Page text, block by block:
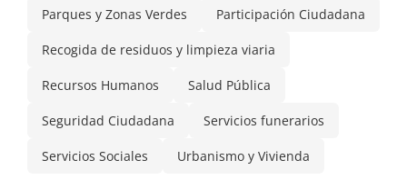
Parques y Zonas Verdes Participación Ciudadana
Recogida de residuos y limpieza viaria
Recursos Humanos Salud Pública
Seguridad Ciudadana Servicios funerarios
Servicios Sociales Urbanismo y Vivienda